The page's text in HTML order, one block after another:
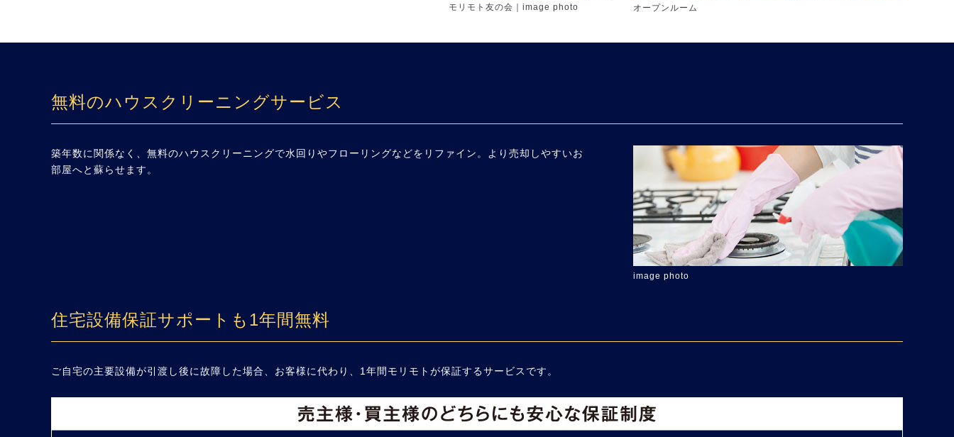
モリモト友の会｜image photo オープンルーム
無料のハウスクリーニングサービス
築年数に関係なく、無料のハウスクリーニングで水回りやフローリングなどをリファイン。より売却しやすいお
部屋へと蘇らせます。
image photo
住宅設備保証サポートも1年間無料
ご自宅の主要設備が引渡し後に故障した場合、お客様に代わり、1年間モリモトが保証するサービスです。